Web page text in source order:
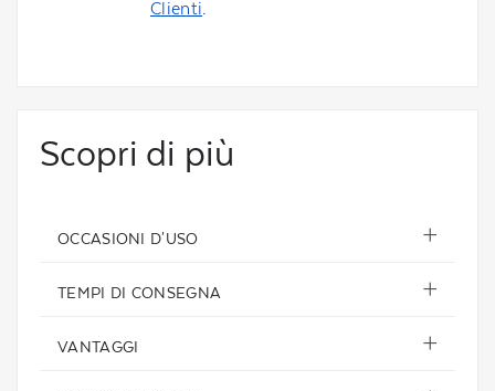
Clienti.
Scopri di più
OCCASIONI D'USO
TEMPI DI CONSEGNA
VANTAGGI